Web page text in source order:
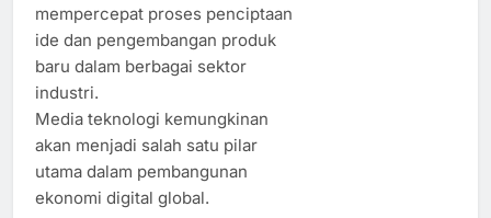
mempercepat proses penciptaan
ide dan pengembangan produk
baru dalam berbagai sektor
industri.
Media teknologi kemungkinan
akan menjadi salah satu pilar
utama dalam pembangunan
ekonomi digital global.